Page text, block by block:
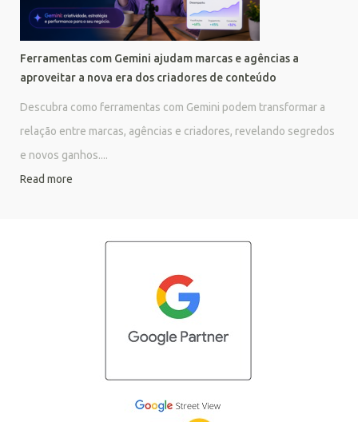
Ferramentas com Gemini ajudam marcas e agências a
aproveitar a nova era dos criadores de conteúdo
Descubra como ferramentas com Gemini podem transformar a
relação entre marcas, agências e criadores, revelando segredos
e novos ganhos....
Read more